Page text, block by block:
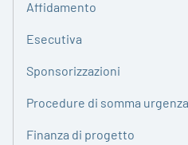
Affidamento
Esecutiva
Sponsorizzazioni
Procedure di somma
Finanza di progetto